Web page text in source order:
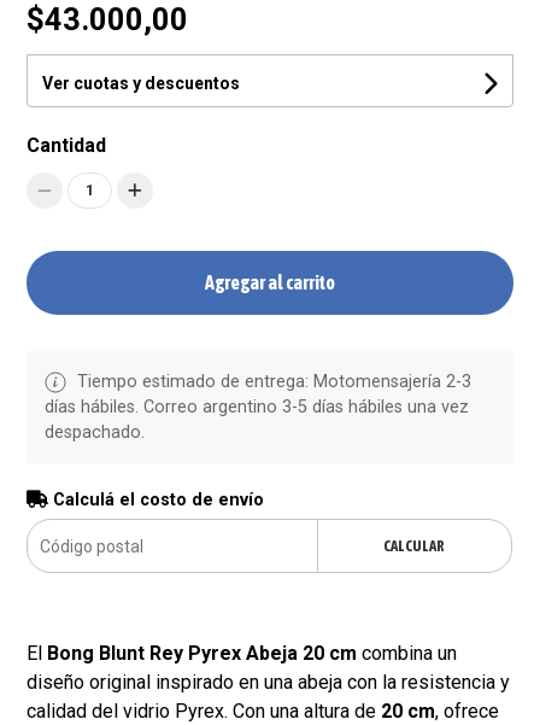
$43.000,00
Ver cuotas y descuentos
Cantidad
1
Agregar al carrito
Tiempo estimado de entrega: Motomensajería 2-3
días hábiles. Correo argentino 3-5 días hábiles una vez
despachado.
Calculá el costo de envío
CALCULAR
El Bong Blunt Rey Pyrex Abeja 20 cm combina un
diseño original inspirado en una abeja con la resistencia y
calidad del vidrio Pyrex. Con una altura de 20 cm, ofrece